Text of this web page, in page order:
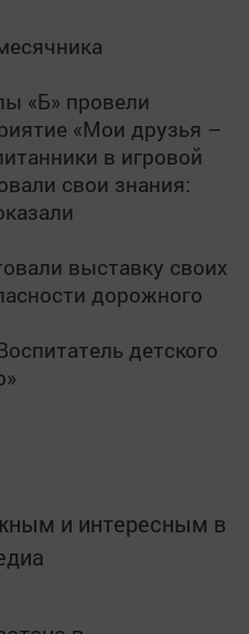
«Б» провели
«Мои друзья –
в игровой
свои знания:
выставку своих
дорожного
детского
и интересным в